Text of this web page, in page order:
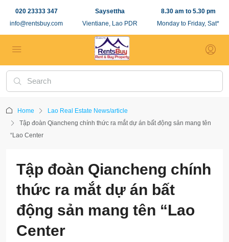
020 23333 347
info@rentsbuy.com
Saysettha
Vientiane, Lao PDR
8.30 am to 5.30 pm
Monday to Friday, Sat*
Home
Lao Real Estate News/article
Tập đoàn Qiancheng chính thức ra mắt dự án bất động sản mang tên
“Lao Center
Tập đoàn Qiancheng chính
thức ra mắt dự án bất
động sản mang tên “Lao
Center